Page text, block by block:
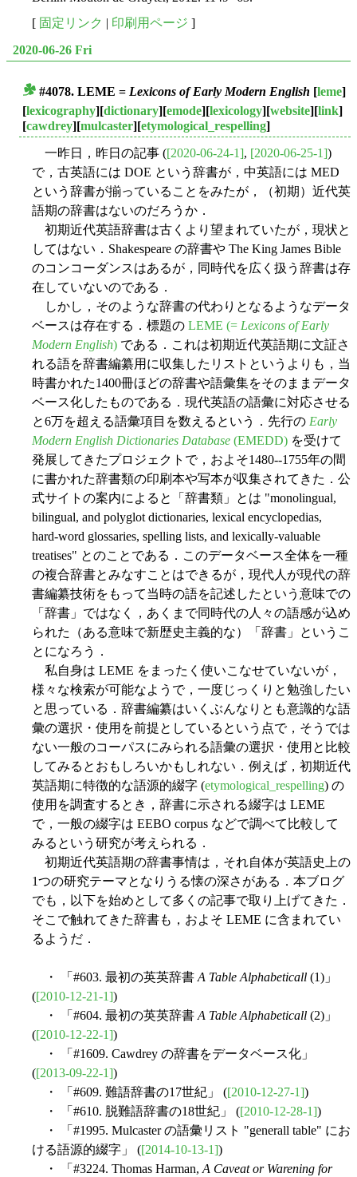
[ 固定リンク | 印刷用ページ ]
2020-06-26 Fri
#4078. LEME = Lexicons of Early Modern English [leme]
[lexicography][dictionary][emode][lexicology][website][link]
[cawdrey][mulcaster][etymological_respelling]
一昨日，昨日の記事 ([2020-06-24-1], [2020-06-25-1])
で，古英語には DOE という辞書が，中英語には MED
という辞書が揃っていることをみたが，（初期）近代英
語期の辞書はないのだろうか．
初期近代英語辞書は古くより望まれていたが，現状と
してはない．Shakespeare の辞書や The King James Bible
のコンコーダンスはあるが，同時代を広く扱う辞書は存
在していないのである．
しかし，そのような辞書の代わりとなるようなデータ
ベースは存在する．標題の LEME (= Lexicons of Early
Modern English) である．これは初期近代英語期に文証さ
れる語を辞書編纂用に収集したリストというよりも，当
時書かれた1400冊ほどの辞書や語彙集をそのままデータ
ベース化したものである．現代英語の語彙に対応させる
と6万を超える語彙項目を数えるという．先行の Early
Modern English Dictionaries Database (EMEDD) を受けて
発展してきたプロジェクトで，およそ1480--1755年の間
に書かれた辞書類の印刷本や写本が収集されてきた．公
式サイトの案内によると「辞書類」とは "monolingual,
bilingual, and polyglot dictionaries, lexical encyclopedias,
hard-word glossaries, spelling lists, and lexically-valuable
treatises" とのことである．このデータベース全体を一種
の複合辞書とみなすことはできるが，現代人が現代の辞
書編纂技術をもって当時の語を記述したという意味での
「辞書」ではなく，あくまで同時代の人々の語感が込め
られた（ある意味で新歴史主義的な）「辞書」というこ
とになろう．
私自身は LEME をまったく使いこなせていないが，
様々な検索が可能なようで，一度じっくりと勉強したい
と思っている．辞書編纂はいくぶんなりとも意識的な語
彙の選択・使用を前提としているという点で，そうでは
ない一般のコーパスにみられる語彙の選択・使用と比較
してみるとおもしろいかもしれない．例えば，初期近代
英語期に特徴的な語源的綴字 (etymological_respelling) の
使用を調査するとき，辞書に示される綴字は LEME
で，一般の綴字は EEBO corpus などで調べて比較して
みるという研究が考えられる．
初期近代英語期の辞書事情は，それ自体が英語史上の
1つの研究テーマとなりうる懐の深さがある．本ブログ
でも，以下を始めとして多くの記事で取り上げてきた．
そこで触れてきた辞書も，およそ LEME に含まれてい
るようだ．
・ 「#603. 最初の英英辞書 A Table Alphabeticall (1)」
([2010-12-21-1])
・ 「#604. 最初の英英辞書 A Table Alphabeticall (2)」
([2010-12-22-1])
・ 「#1609. Cawdrey の辞書をデータベース化」
([2013-09-22-1])
・ 「#609. 難語辞書の17世紀」 ([2010-12-27-1])
・ 「#610. 脱難語辞書の18世紀」 ([2010-12-28-1])
・ 「#1995. Mulcaster の語彙リスト "generall table" にお
ける語源的綴字」 ([2014-10-13-1])
・ 「#3224. Thomas Harman, A Caveat or Warening for